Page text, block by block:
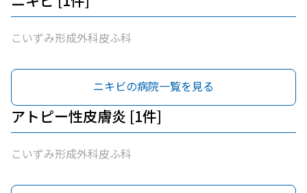
こいずみ形成外科皮ふ科
ニキビの病院一覧を見る
アトピー性皮膚炎 [1件]
こいずみ形成外科皮ふ科